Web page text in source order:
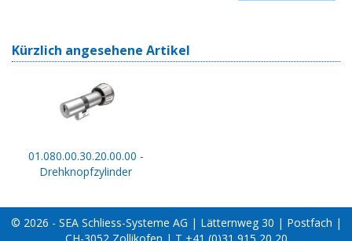
Kürzlich angesehene Artikel
01.080.00.30.20.00.00 -
Drehknopfzylinder
© 2026 - SEA Schliess-Systeme AG | Lätternweg 30 | Postfach |